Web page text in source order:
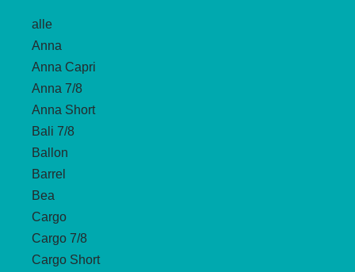
alle
Anna
Anna Capri
Anna 7/8
Anna Short
Bali 7/8
Ballon
Barrel
Bea
Cargo
Cargo 7/8
Cargo Short